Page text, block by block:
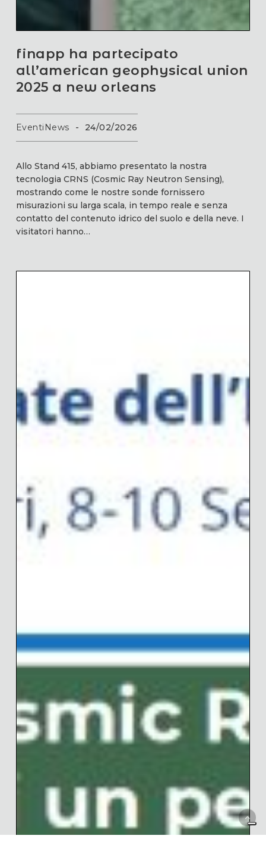
finapp ha partecipato
all’american geophysical union
2025 a new orleans
Eventi News - 24/02/2026
Allo Stand 415, abbiamo presentato la nostra
tecnologia CRNS (Cosmic Ray Neutron Sensing),
mostrando come le nostre sonde fornissero
misurazioni su larga scala, in tempo reale e senza
contatto del contenuto idrico del suolo e della neve. I
visitatori hanno…